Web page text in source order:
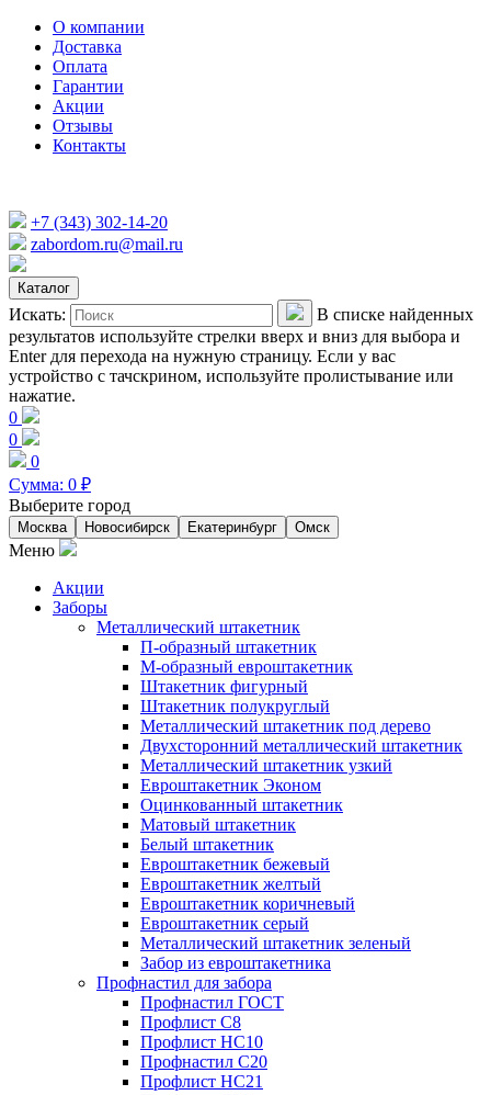
О компании
Доставка
Оплата
Гарантии
Акции
Отзывы
Контакты
+7 (343) 302-14-20
zabordom.ru@mail.ru
Каталог
Искать:
В списке найденных
результатов используйте стрелки вверх и вниз для выбора и
Enter для перехода на нужную страницу. Если у вас
устройство с тачскрином, используйте пролистывание или
нажатие.
0
0
0
Сумма: 0 ₽
Выберите город
Москва Новосибирск Екатеринбург Омск
Меню
Акции
Заборы
Металлический штакетник
П-образный штакетник
М-образный евроштакетник
Штакетник фигурный
Штакетник полукруглый
Металлический штакетник под дерево
Двухсторонний металлический штакетник
Металлический штакетник узкий
Евроштакетник Эконом
Оцинкованный штакетник
Матовый штакетник
Белый штакетник
Евроштакетник бежевый
Евроштакетник желтый
Евроштакетник коричневый
Евроштакетник серый
Металлический штакетник зеленый
Забор из евроштакетника
Профнастил для забора
Профнастил ГОСТ
Профлист С8
Профлист НС10
Профнастил С20
Профлист НС21